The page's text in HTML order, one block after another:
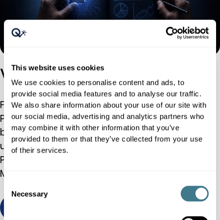
This website uses cookies
We use cookies to personalise content and ads, to
provide social media features and to analyse our traffic.
We also share information about your use of our site with
our social media, advertising and analytics partners who
may combine it with other information that you’ve
provided to them or that they’ve collected from your use
of their services.
Selection
Necessary
Verstehen Sie Ihre AI
Für Einzelhändler, die eine dynamische
Preisgestaltung einführen wollen, ist eine KI-
basierte Preisgestaltungsmaschine von
unschätzbarem Wert. Das System analysiert
Preisänderungen und kann in Echtzeit auf
Marktveränderungen reagieren.